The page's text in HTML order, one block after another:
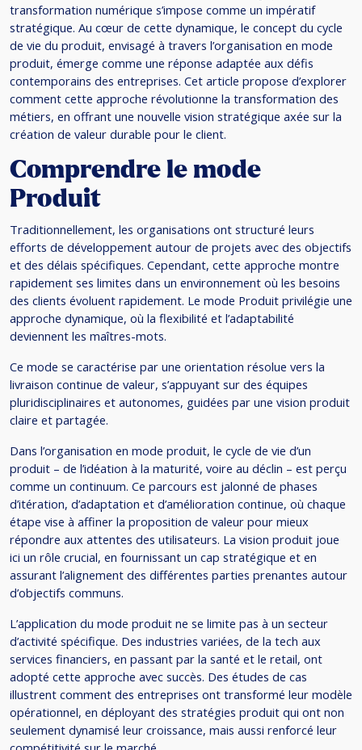
transformation numérique s’impose comme un impératif
stratégique. Au cœur de cette dynamique, le concept du cycle
de vie du produit, envisagé à travers l’organisation en mode
produit, émerge comme une réponse adaptée aux défis
contemporains des entreprises. Cet article propose d’explorer
comment cette approche révolutionne la transformation des
métiers, en offrant une nouvelle vision stratégique axée sur la
création de valeur durable pour le client.
Comprendre le mode
Produit
Traditionnellement, les organisations ont structuré leurs
efforts de développement autour de projets avec des objectifs
et des délais spécifiques. Cependant, cette approche montre
rapidement ses limites dans un environnement où les besoins
des clients évoluent rapidement. Le mode Produit privilégie une
approche dynamique, où la flexibilité et l’adaptabilité
deviennent les maîtres-mots.
Ce mode se caractérise par une orientation résolue vers la
livraison continue de valeur, s’appuyant sur des équipes
pluridisciplinaires et autonomes, guidées par une vision produit
claire et partagée.
Dans l’organisation en mode produit, le cycle de vie d’un
produit – de l’idéation à la maturité, voire au déclin – est perçu
comme un continuum. Ce parcours est jalonné de phases
d’itération, d’adaptation et d’amélioration continue, où chaque
étape vise à affiner la proposition de valeur pour mieux
répondre aux attentes des utilisateurs. La vision produit joue
ici un rôle crucial, en fournissant un cap stratégique et en
assurant l’alignement des différentes parties prenantes autour
d’objectifs communs.
L’application du mode produit ne se limite pas à un secteur
d’activité spécifique. Des industries variées, de la tech aux
services financiers, en passant par la santé et le retail, ont
adopté cette approche avec succès. Des études de cas
illustrent comment des entreprises ont transformé leur modèle
opérationnel, en déployant des stratégies produit qui ont non
seulement dynamisé leur croissance, mais aussi renforcé leur